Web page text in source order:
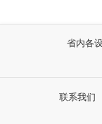
省内各
联系我们